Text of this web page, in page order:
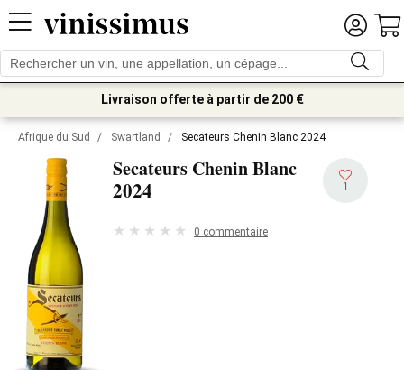
Livraison offerte à partir de 200 €
Afrique du Sud / Swartland / Secateurs Chenin Blanc 2024
Secateurs Chenin Blanc
2024 1
0 commentaire